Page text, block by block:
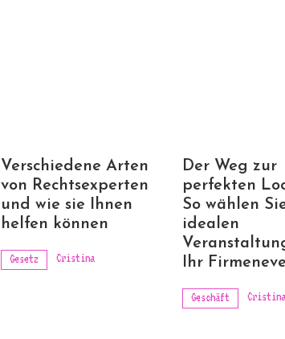
Verschiedene Arten
von Rechtsexperten
und wie sie Ihnen
helfen können
Gesetz Cristina
Der Weg zur
perfekten
So wählen
idealen
Ihr
Geschäft Cristina